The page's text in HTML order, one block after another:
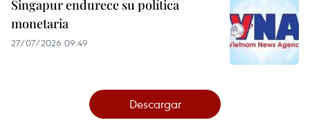
Singapur endurece su política
monetaria
27/07/2026 09:49
Descargar